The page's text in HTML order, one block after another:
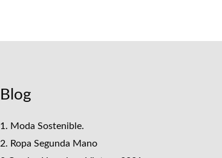
Blog
1. Moda Sostenible.
2. Ropa Segunda Mano